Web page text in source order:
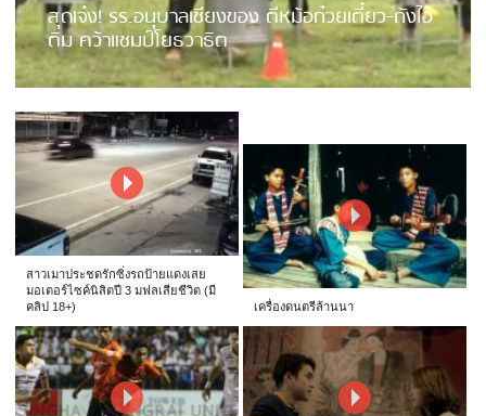
สุดเจ๋ง! รร.อนุบาลเชียงของ ตีหม้อก๋วยเตี๋ยว-ถังไอ
ติม คว้าแชมป์โยธวาธิต
สาวเมาประชดรักซิ่งรถป้ายแดงเสย
มอเตอร์ไซค์นิสิตปี 3 มฟลเสียชีวิต (มี
คลิป 18+)
เครื่องดนตรีล้านนา